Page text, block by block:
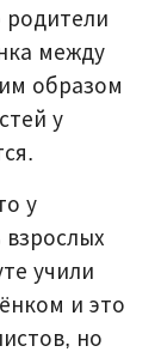
между
образом
у
у
учили
и это
но